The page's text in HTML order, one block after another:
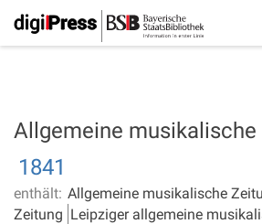
Allgemeine musikalische
1841
enthält: Allgemeine musikalische
Zeitung Leipziger allgemeine